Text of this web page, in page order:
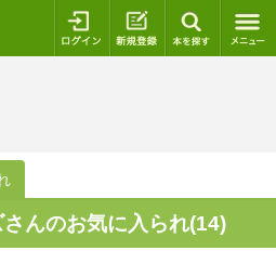
ログイン 新規登録
んのお気に入られ(14)